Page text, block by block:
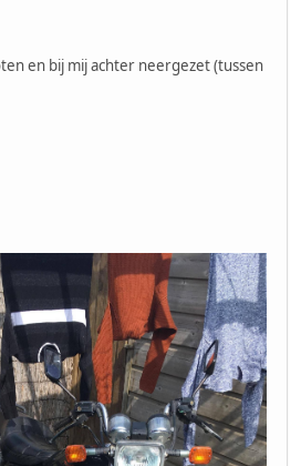
en bij mij achter neergezet (tussen